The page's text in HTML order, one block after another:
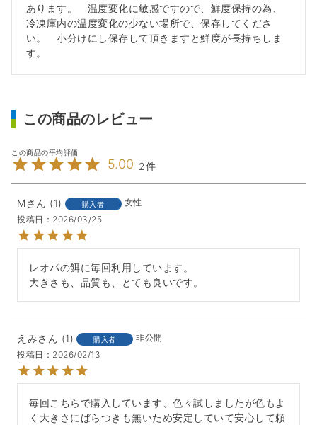
あります。 温度変化に敏感ですので、鮮度保持の為、
冷凍庫内の温度変化の少ない場所で、保存してくださ
い。 小分けにし保存して頂きますと鮮度が長持ちしま
す。
この商品のレビュー
5.00 2
M 1 購入者
女性
投稿日
2026/03/25
レオパの餌に毎回利用しています。
えみ 1 購入者
非公開
投稿日
2026/02/13
毎回こちらで購入しています、色々試しましたが色もよ
く大きさにばらつきも無いため安定していて安心して頼